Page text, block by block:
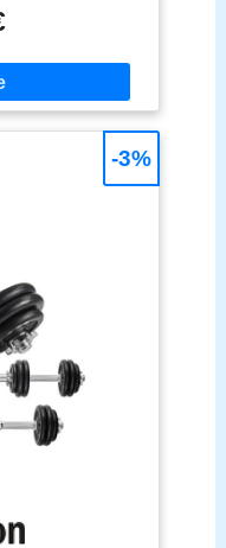
de 30 kg 【ANTI-
à leur surface
de long sont
sécurisée
Les 4 verrous
et évitent les
DURABLE】Un
est plus sûr
vous permettant
de nombreuses
TYPES
haltères, vous
abdominaux,
ou avancé, ces
MONTAGE ET
structure simple
pouvez assembler
du fitness à la
facile
-3%